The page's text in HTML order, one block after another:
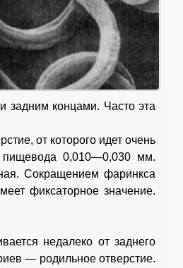
задним концами. Часто эта
от которого идет очень
пищевода 0,010—0,030 мм.
Сокращением фаринкса
фиксаторное значение.
недалеко от заднего
— родильное отверстие.